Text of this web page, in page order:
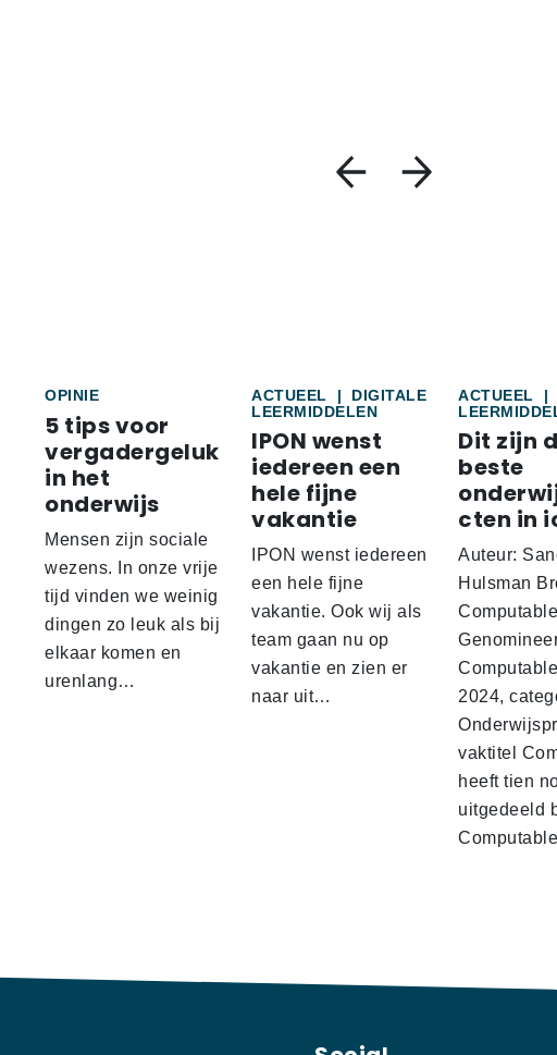
OPINIE
5 tips voor
vergadergeluk
in het
onderwijs
Mensen zijn sociale
wezens. In onze vrije
tijd vinden we weinig
dingen zo leuk als bij
elkaar komen en
urenlang…
ACTUEEL |
DIGITALE
LEERMIDDELEN
IPON wenst
iedereen een
hele fijne
vakantie
IPON wenst iedereen
een hele fijne
vakantie. Ook wij als
team gaan nu op
vakantie en zien er
naar uit…
ACTUEEL
|
Dit zijn
beste
cten in
Auteur:
Hulsman
Computable
2024,
vaktitel
heeft tien
uitgedeeld